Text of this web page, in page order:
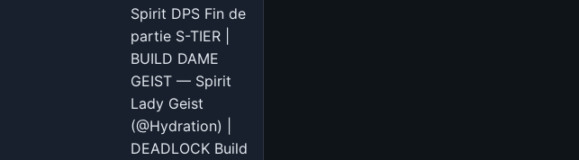
|
DEADLOCK
Spirit DPS Fin de
partie S-TIER |
BUILD DAME
GEIST — Spirit
Lady Geist
(@Hydration) |
DEADLOCK Build